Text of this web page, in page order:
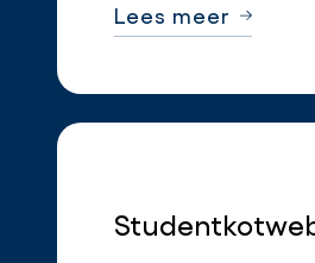
Lees meer